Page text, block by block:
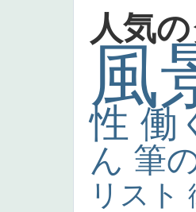
人気
風
性 働
ん 筆
リスト